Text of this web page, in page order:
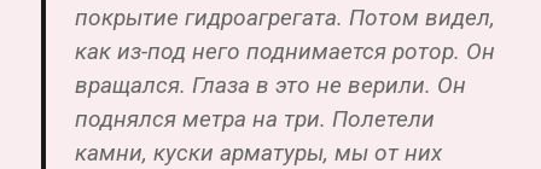
покрытие гидроагрегата. Потом видел,
как из-под него поднимается ротор. Он
вращался. Глаза в это не верили. Он
поднялся метра на три. Полетели
камни, куски арматуры, мы от них